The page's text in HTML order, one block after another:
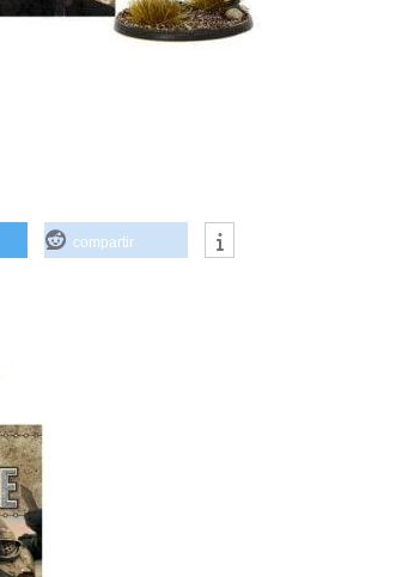
compartir